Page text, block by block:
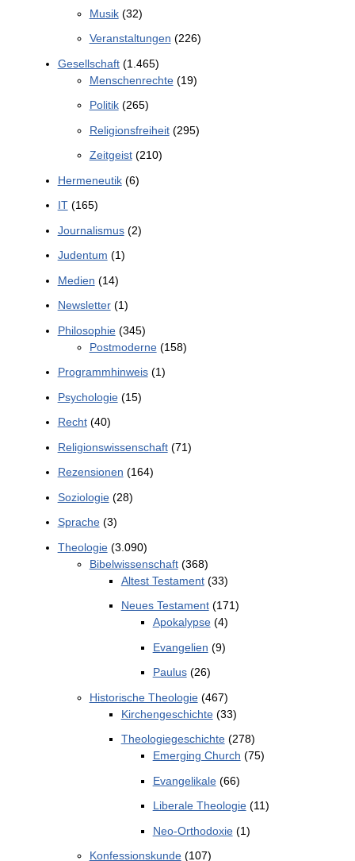
Musik(32)
Veranstaltungen (226)
Gesellschaft(1.465)
Menschenrechte(19)
Politik(265)
Religionsfreiheit(295)
Zeitgeist(210)
Hermeneutik(6)
IT(165)
Journalismus(2)
Judentum (1)
Medien (14)
Newsletter(1)
Philosophie(345)
Postmoderne(158)
Programmhinweis(1)
Psychologie(15)
Recht(40)
Religionswissenschaft(71)
Rezensionen (164)
Soziologie(28)
Sprache(3)
Theologie(3.090)
Bibelwissenschaft(368)
Altest Testament(33)
Neues Testament(171)
Apokalypse(4)
Evangelien (9)
Paulus(26)
Historische Theologie(467)
Kirchengeschichte(33)
Theologiegeschichte(278)
Emerging Church (75)
Evangelikale(66)
Liberale Theologie(11)
Neo-Orthodoxie(1)
Konfessionskunde(107)